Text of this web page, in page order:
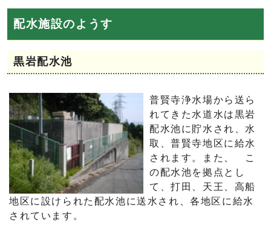
配水施設のようす
黒岩配水池
普賢寺浄水場から送ら
れてきた水道水は黒岩
配水池に貯水され、水
取、普賢寺地区に給水
されます。また、 こ
の配水池を拠点とし
て、打田、天王、高船
地区に設けられた配水池に送水され、各地区に給水
されています。